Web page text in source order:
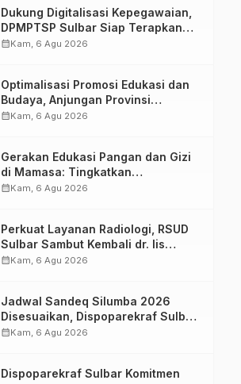
Dukung Digitalisasi Kepegawaian,
DPMPTSP Sulbar Siap Terapkan
Aplikasi FLEKSI ASN
calendar_monthKam, 6 Agu 2026
Optimalisasi Promosi Edukasi dan
Budaya, Anjungan Provinsi
Sulawesi Barat Perkuat Kolaborasi
calendar_monthKam, 6 Agu 2026
Gerakan Edukasi Pangan dan Gizi
di Mamasa: Tingkatkan
Pengetahuan dan Keterampilan
calendar_monthKam, 6 Agu 2026
Perkuat Layanan Radiologi, RSUD
Sulbar Sambut Kembali dr. Iis
Imelda, Sp.Rad
calendar_monthKam, 6 Agu 2026
Jadwal Sandeq Silumba 2026
Disesuaikan, Dispoparekraf Sulbar
Pastikan Persiapan Tetap
calendar_monthKam, 6 Agu 2026
Dispoparekraf Sulbar Komitmen